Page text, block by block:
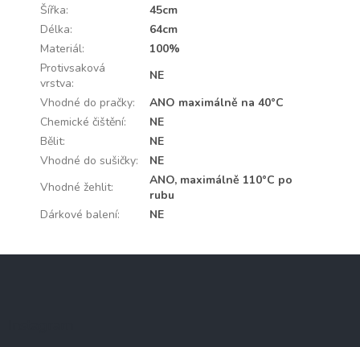
Šířka:
45cm
Délka:
64cm
Materiál:
100%
Protivsaková
vrstva:
NE
Vhodné do pračky:
ANO maximálně na 40°C
Chemické čištění:
NE
Bělit:
NE
Vhodné do sušičky:
NE
Vhodné žehlit:
ANO, maximálně 110°C po
rubu
Dárkové balení: NE